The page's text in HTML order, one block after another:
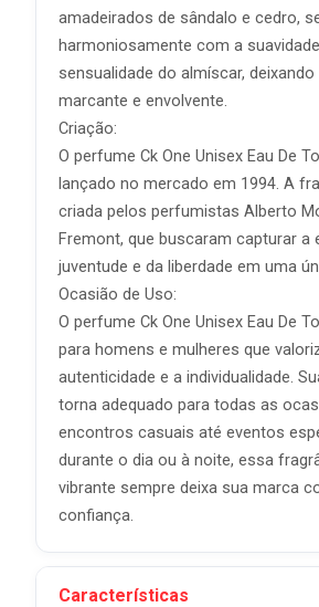
amadeirados de sândalo e cedro,
harmoniosamente com a
sensualidade do almíscar,
marcante e envolvente.
Criação:
O perfume Ck One Unisex Eau De
lançado no mercado em 1994. A
criada pelos perfumistas Alberto
Fremont, que buscaram capturar a
juventude e da liberdade em uma
Ocasião de Uso:
O perfume Ck One Unisex Eau De
para homens e mulheres que
autenticidade e a individualidade.
torna adequado para todas as
encontros casuais até eventos
durante o dia ou à noite, essa
vibrante sempre deixa sua marca
confiança.
Características